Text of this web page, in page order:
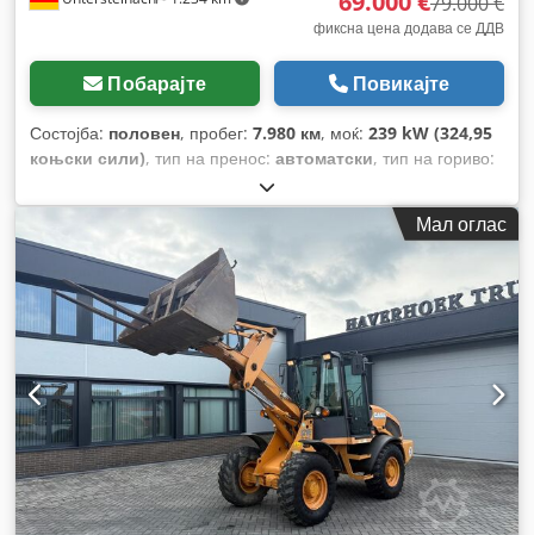
фиксна цена додава се ДДВ
Побарајте Повикајте
Состојба: половен, пробег: 7.980 км, моќ: 239 kW (324,95
коњски сили), тип на пренос: автоматски, тип на гориво:
, прва регистрација:
изградба:2013, Опрема:клима уред,
Мал оглас